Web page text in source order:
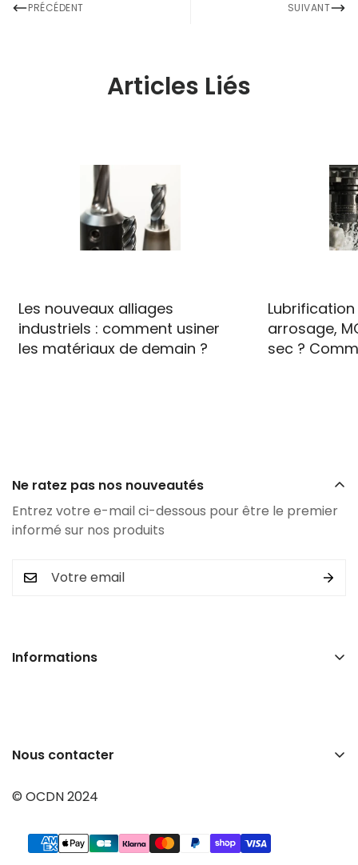
PRÉCÉDENT SUIVANT
Articles Liés
Les nouveaux alliages
industriels : comment usiner
les matériaux de demain ?
arrosage,
sec ?
Ne ratez pas nos nouveautés
Entrez votre e-mail ci-dessous pour être le premier
informé sur nos produits
Informations
Contact
Nous contacter
12 AVENUE DE LA GARENNE, 76220 GOURNAY-EN-
BRAY
© OCDN 2024